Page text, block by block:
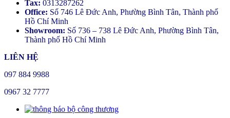
Tax: 0313287262
Office: Số 746 Lê Đức Anh, Phường Bình Tân, Thành phố
Hồ Chí Minh
Showroom: Số 736 – 738 Lê Đức Anh, Phường Bình Tân,
Thành phố Hồ Chí Minh
LIÊN HỆ
097 884 9988
0967 32 7777